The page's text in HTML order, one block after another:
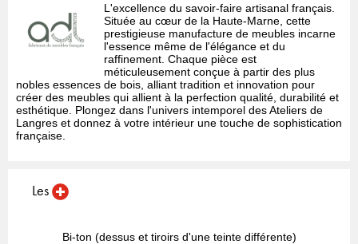
L'excellence du savoir-faire artisanal français.
Située au cœur de la Haute-Marne, cette
prestigieuse manufacture de meubles incarne
l'essence même de l'élégance et du
raffinement. Chaque pièce est
méticuleusement conçue à partir des plus
nobles essences de bois, alliant tradition et innovation pour
créer des meubles qui allient à la perfection qualité, durabilité et
esthétique. Plongez dans l'univers intemporel des Ateliers de
Langres et donnez à votre intérieur une touche de sophistication
française.
Les
Bi-ton (dessus et tiroirs d'une teinte différente)